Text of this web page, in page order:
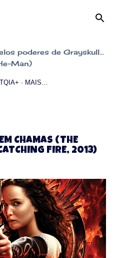
poderes de Grayskull...
Man)
MAIS…
CHAMAS (THE
FIRE, 2013)